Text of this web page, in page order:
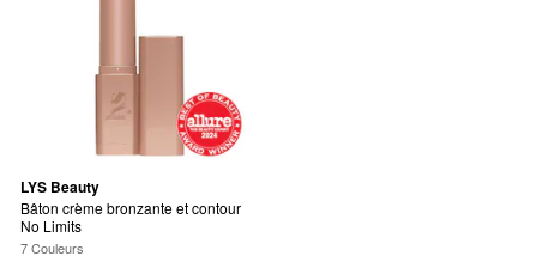
LYS Beauty
Bâton crème bronzante et contour
No Limits
7 Couleurs